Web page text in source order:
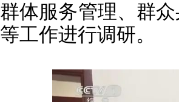
群体服务管理、群
等工作进行调研。